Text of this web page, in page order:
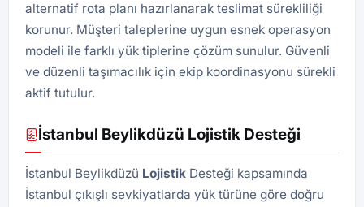
alternatif rota planı hazırlanarak teslimat sürekliliği
korunur. Müşteri taleplerine uygun esnek operasyon
modeli ile farklı yük tiplerine çözüm sunulur. Güvenli
ve düzenli taşımacılık için ekip koordinasyonu sürekli
aktif tutulur.
İstanbul Beylikdüzü Lojistik Desteği
İstanbul Beylikdüzü Lojistik Desteği kapsamında
İstanbul çıkışlı sevkiyatlarda yük türüne göre doğru